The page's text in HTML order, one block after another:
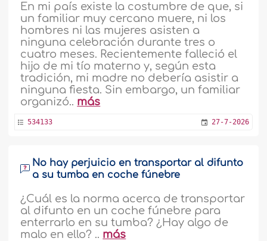
En mi país existe la costumbre de que, si
un familiar muy cercano muere, ni los
hombres ni las mujeres asisten a
ninguna celebración durante tres o
cuatro meses. Recientemente falleció el
hijo de mi tío materno y, según esta
tradición, mi madre no debería asistir a
ninguna fiesta. Sin embargo, un familiar
organizó.. más
534133 27-7-2026
No hay perjuicio en transportar al difunto
a su tumba en coche fúnebre
¿Cuál es la norma acerca de transportar
al difunto en un coche fúnebre para
enterrarlo en su tumba? ¿Hay algo de
malo en ello? .. más